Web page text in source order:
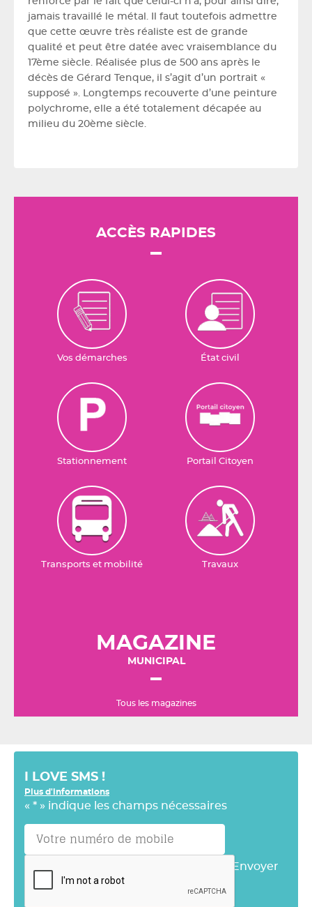
jamais travaillé le métal. Il faut toutefois admettre
que cette œuvre très réaliste est de grande
qualité et peut être datée avec vraisemblance du
17ème siècle. Réalisée plus de 500 ans après le
décès de Gérard Tenque, il s’agit d’un portrait «
supposé ». Longtemps recouverte d’une peinture
polychrome, elle a été totalement décapée au
milieu du 20ème siècle.
ACCÈS RAPIDES
Vos démarches État civil
Stationnement Portail Citoyen
Transports et mobilité Travaux
MAGAZINE
MUNICIPAL
Tous les magazines
I LOVE SMS !
Plus d'informations
« * » indique les champs nécessaires
Envoyer